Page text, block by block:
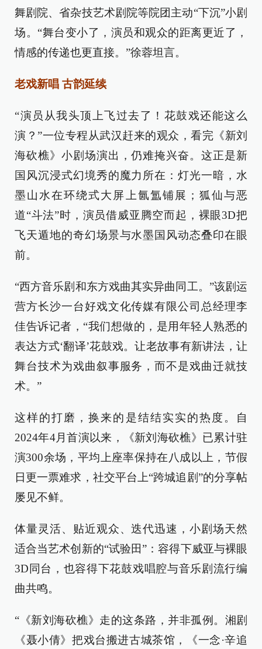
舞剧院、省杂技艺术剧院等院团主动“下沉”小剧
场。“舞台变小了，演员和观众的距离更近了，
情感的传递也更直接。”徐蓉坦言。
老戏新唱 古韵延续
“演员从我头顶上飞过去了！花鼓戏还能这么
演？”一位专程从武汉赶来的观众，看完《新刘
海砍樵》小剧场演出，仍难掩兴奋。这正是新
国风沉浸式幻境秀的魔力所在：灯光一暗，水
墨山水在环绕式大屏上氤氲铺展；狐仙与恶
道“斗法”时，演员借威亚腾空而起，裸眼3D把
飞天遁地的奇幻场景与水墨国风动态叠印在眼
前。
“西方音乐剧和东方戏曲其实异曲同工。”该剧运
营方长沙一台好戏文化传媒有限公司总经理李
佳告诉记者，“我们想做的，是用年轻人熟悉的
表达方式‘翻译’花鼓戏。让老故事有新讲法，让
舞台技术为戏曲叙事服务，而不是戏曲迁就技
术。”
这样的打磨，换来的是结结实实的热度。自
2024年4月首演以来，《新刘海砍樵》已累计驻
演300余场，平均上座率保持在八成以上，节假
日更一票难求，社交平台上“跨城追剧”的分享帖
屡见不鲜。
体量灵活、贴近观众、迭代迅速，小剧场天然
适合当艺术创新的“试验田”：容得下威亚与裸眼
3D同台，也容得下花鼓戏唱腔与音乐剧流行编
曲共鸣。
“《新刘海砍樵》走的这条路，并非孤例。湘剧
《聂小倩》把戏台搬进古城茶馆，《一念·辛追